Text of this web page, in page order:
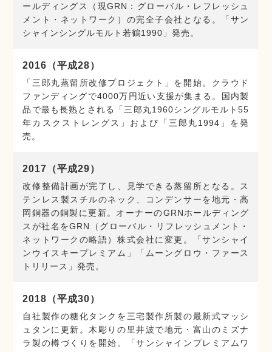
ールディングス（現GRN：グローバル・レフレッシュ
メント・ネットワーク）の完全子会社となる。「サン
シャインシングルモルト若鶴1990」発売。
2016（平成28）
「三郎丸蒸留所改修プロジェクト」を開始。クラウド
ファンディングで4000万円近い支援が集まる。国内製
品で最も長熟とされる「三郎丸1960シングルモルト55
年カスクストレングス」および「三郎丸1994」を発
売。
2017（平成29）
改修整備計画が完了し、見学できる蒸留所となる。ス
テンレス製スチルのネック、コンデンサーを地元・高
岡銅器の銅製に更新。オーナーのGRNホールディング
スが社名をGRN（グローバル・リフレッシュメント・
ネットワークの略語）株式会社に変更。「サンシャイ
ンウイスキープレミアム」「ムーングロウ・ファース
トリリース」発売。
2018（平成30）
自社製作の糖化タンクを三宅製作所製の最新式マッシ
ュタンに更新。木彫りの里井波で地元・富山のミズナ
ラ製の樽づくりを開始。「サンシャインプレミアムワ